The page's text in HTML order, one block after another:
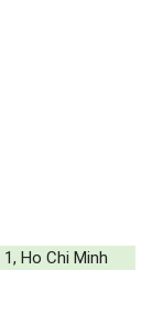
Ho Chi Minh